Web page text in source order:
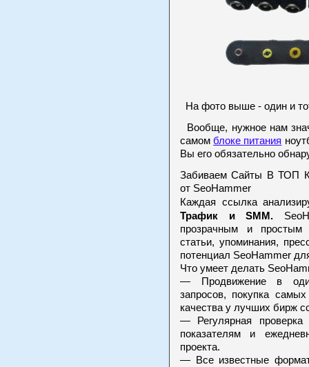
На фото выше - один и
Вообще, нужное нам
самомблоке питания
Вы его обязательно
Забиваем Сайты В ТОП
от SeoHammer
Каждая ссылка
Трафик и SMM.
прозрачным и
статьи, упоминания,
потенциал SeoHammer
Что умеет делать
— Продвижение в
запросов, покупка
качества у лучших бирж
— Регулярная
показателям и
проекта.
— Все известные